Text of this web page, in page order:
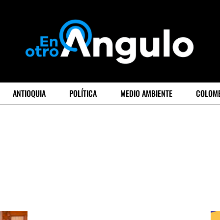
ANTIOQUIA POLÍTICA MEDIO AMBIENTE